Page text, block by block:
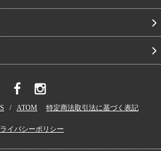
/ ATOM 特定商法取引法に基づく表記
イバシーポリシー